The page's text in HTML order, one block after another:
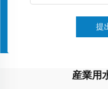
提
産業用